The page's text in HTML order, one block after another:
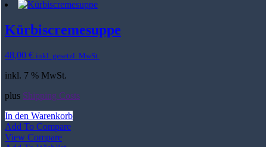
Kürbiscremesuppe
48,00 € inkl. gesetzl. MwSt.
inkl. 7 % MwSt.
plus Shipping Costs
In den Warenkorb
Add To Compare
View Compare